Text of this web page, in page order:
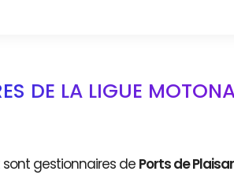
DE LA LIGUE
gestionnaires de Ports de